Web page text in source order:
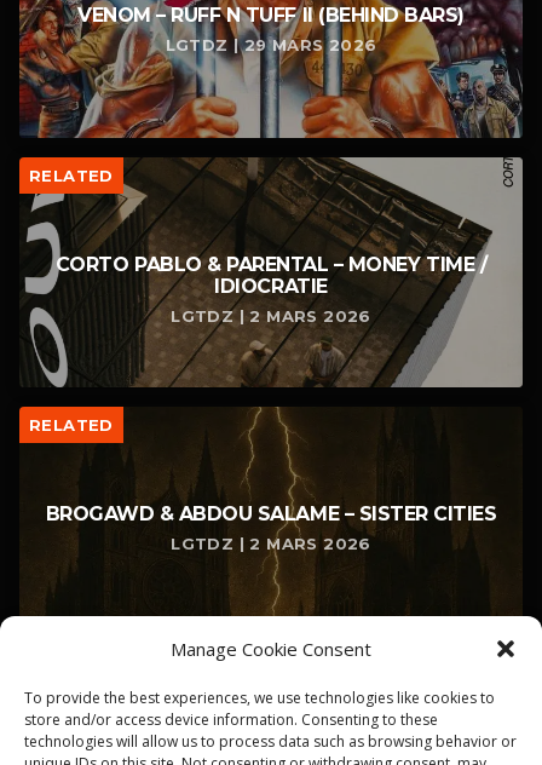
Manage Cookie Consent
To provide the best experiences, we use technologies like cookies to
store and/or access device information. Consenting to these
technologies will allow us to process data such as browsing behavior or
VENOM – RUFF N TUFF II (BEHIND BARS)
LGTDZ | 29 MARS 2026
RELATED
CORTO PABLO & PARENTAL – MONEY TIME /
IDIOCRATIE
LGTDZ | 2 MARS 2026
RELATED
BROGAWD & ABDOU SALAME – SISTER CITIES
LGTDZ | 2 MARS 2026